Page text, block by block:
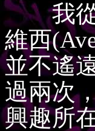
我從未
維西
並不遙
過兩次
興趣所